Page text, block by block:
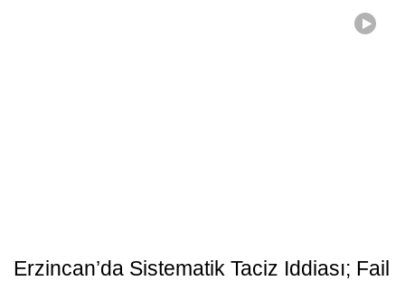
Erzincan’da Sistematik Taciz Iddiası; Fail